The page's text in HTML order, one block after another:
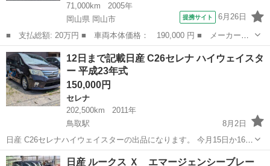
71,000km
2005年
岡山県 岡山市
提携サイト 6月26日
■ 支払総額: 20万円 ■ 車両本体価格： 190,000 円 ■ メーカー
名： 日産 ■ 車種名： ウイングロード ■ グレード名： Ｇ ■
排気量： 1500cc ■ ドア枚数： 5D ■ ミッション： AT4速 ■...
岡山 岡山市 その他
12日まで記載日産 C26セレナ ハイウェイスタ
ー 平成23年式
150,000円
セレナ
202,500km
2011年
鳥取駅
8月2日
日産 C26セレナハイウェイスターの出品になります。 今月15日か16日
まで乗る予定なので引き渡しはそれ以降になります。 12日昼頃までで
購入募集め切ります。 気になる方は12日までにご連絡よろしくお願い
鳥取 鳥取市 鳥取駅
日産 ルークス Ｘ エマージェンシーブレー